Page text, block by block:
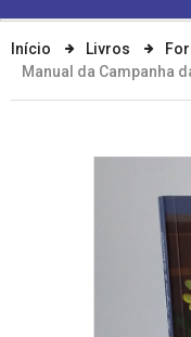
Início Livros
Manual da Campanha